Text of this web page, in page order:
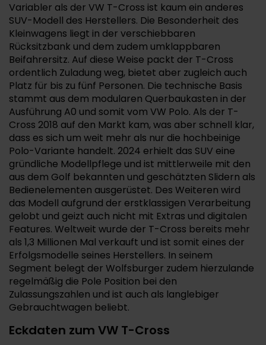
Variabler als der VW T-Cross ist kaum ein anderes
SUV-Modell des Herstellers. Die Besonderheit des
Kleinwagens liegt in der verschiebbaren
Rücksitzbank und dem zudem umklappbaren
Beifahrersitz. Auf diese Weise packt der T-Cross
ordentlich Zuladung weg, bietet aber zugleich auch
Platz für bis zu fünf Personen. Die technische Basis
stammt aus dem modularen Querbaukasten in der
Ausführung A0 und somit vom VW Polo. Als der T-
Cross 2018 auf den Markt kam, was aber schnell klar,
dass es sich um weit mehr als nur die hochbeinige
Polo-Variante handelt. 2024 erhielt das SUV eine
gründliche Modellpflege und ist mittlerweile mit den
aus dem Golf bekannten und geschätzten Slidern als
Bedienelementen ausgerüstet. Des Weiteren wird
das Modell aufgrund der erstklassigen Verarbeitung
gelobt und geizt auch nicht mit Extras und digitalen
Features. Weltweit wurde der T-Cross bereits mehr
als 1,3 Millionen Mal verkauft und ist somit eines der
Erfolgsmodelle seines Herstellers. In seinem
Segment belegt der Wolfsburger zudem hierzulande
regelmäßig die Pole Position bei den
Zulassungszahlen und ist auch als langlebiger
Gebrauchtwagen beliebt.
Eckdaten zum VW T-Cross